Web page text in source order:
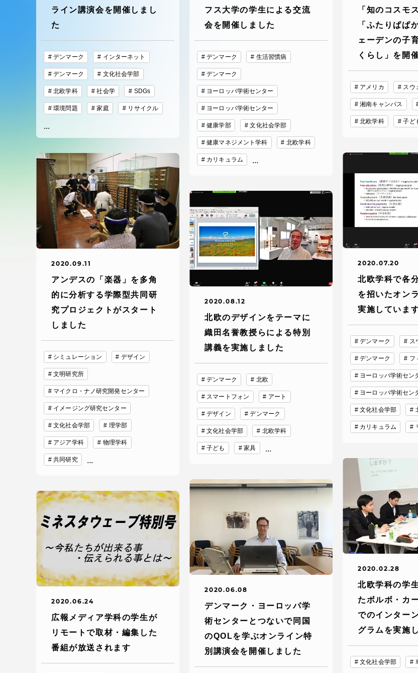
ライン講演会を開催しまし
た
デンマーク インターネット
デンマーク 文化社会学部
北欧学科 社会学 SDGs
環境問題 家庭 リサイクル
...
フス大学の学生による交流
会を開催しました
デンマーク 生活習慣病
デンマーク
ヨーロッパ学術センター
ヨーロッパ学術センター
健康学部 文化社会学部
健康マネジメント学科 北欧学科
カリキュラム ...
「知のコスモ
「ふたりぱぱ
ェーデンの子
くらし」を開
アメリカ スウ
湘南キャンパス
北欧学科 子ど
2020.09.11
アンデスの「楽器」を多角
的に分析する学際型共同研
究プロジェクトがスタート
しました
シミュレーション デザイン
文明研究所
マイクロ・ナノ研究開発センター
イメージング研究センター
文化社会学部 理学部
アジア学科 物理学科
共同研究 ...
2020.08.12
北欧のデザインをテーマに
織田名誉教授らによる特別
講義を実施しました
デンマーク 北欧
スマートフォン アート
デザイン デンマーク
文化社会学部 北欧学科
子ども 家具 ...
2020.07.20
北欧学科で各
を招いたオン
実施していま
デンマーク ス
デンマーク フ
ヨーロッパ学術セン
ヨーロッパ学術セン
文化社会学部
カリキュラム
2020.06.24
広報メディア学科の学生が
リモートで取材・編集した
番組が放送されます
2020.06.08
デンマーク・ヨーロッパ学
術センターとつないで同国
のQOLを学ぶオンライン特
別講演会を開催しました
2020.02.28
北欧学科の学
たボルボ・カ
でのインター
グラムを実施
文化社会学部
コンプライアンス
キャンパス案内
在学生の皆様
保護者の方
教育・研究組織について
研究支援・体制
スポーツ・施設
研究所
付属図書館
東海大学 教員・研究者ガイド
東海大学会員サイ
出願方法
合否発表・入学手
グローバルネットワーク
グローバルネットワーク
海外派遣留学プログラム –
TOKAI Outbound
留学生への情報 – TOKAI
Inbound
海外ネットワーク
Global Programs
外国人研究者
特色ある国際活動
グローバル大学へ向けた取り組
みのための基本理念
語学教育センター
学外連携
キャリア就職（採用担当者向け
情報）
学園ネットワー
学園ネットワーク
厚生施設
学園関連機関
卒業生サービス
関連教育機関